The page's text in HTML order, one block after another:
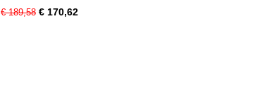
€ 189,58 € 170,62